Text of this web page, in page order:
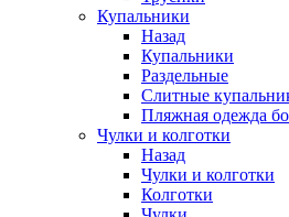
Купальники
Назад
Купальники
Раздельные
Слитные
Пляжная одежда
Чулки и колготки
Назад
Чулки и колготки
Колготки